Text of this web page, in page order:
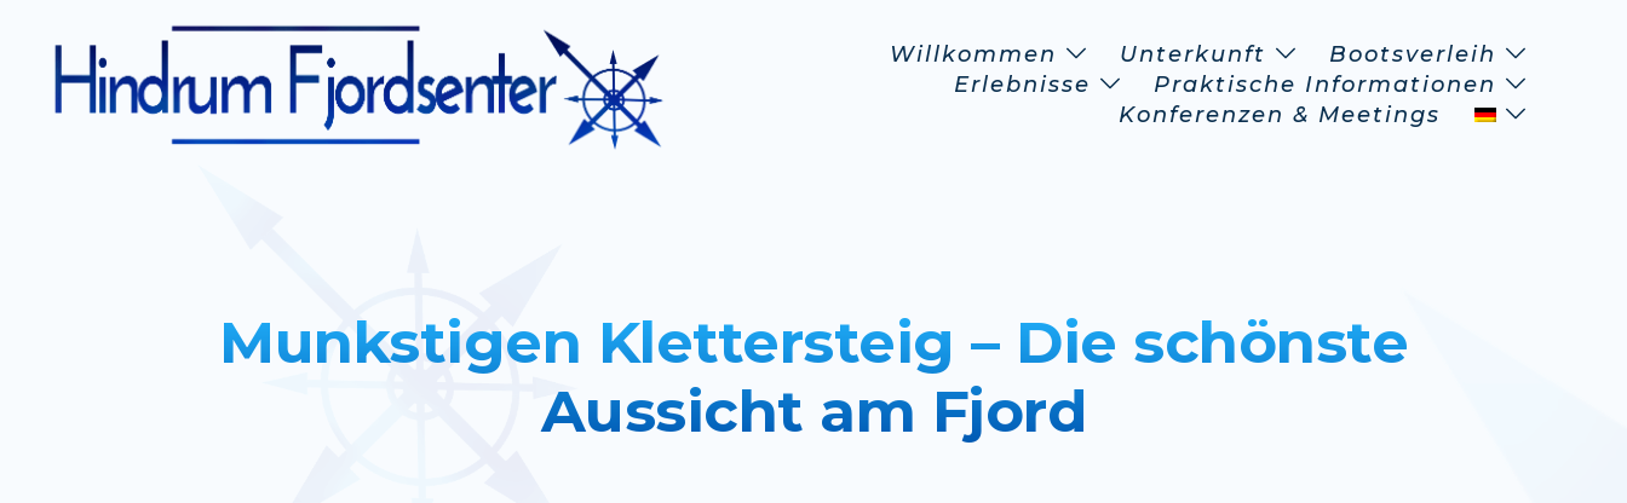
Willkommen Unterkunft
Bootsverleih
Erlebnisse
Praktische Informationen
Konferenzen & Meetings
Munkstigen Klettersteig – Die schönste
Aussicht am Fjord